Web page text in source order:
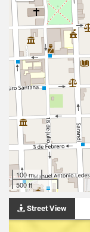
100 m
500 ft
Street View